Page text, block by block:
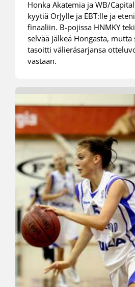
Honka Akatemia ja WB/
kyytiä OrJylle ja EBT:lle ja
finaaliin. B-pojissa HNMKY
selvää jälkeä Hongasta,
tasoitti välieräsarjansa
vastaan.